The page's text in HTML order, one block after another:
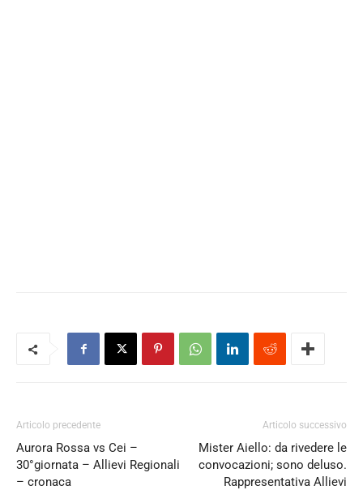
Articolo precedente
Aurora Rossa vs Cei –
30°giornata – Allievi Regionali
– cronaca
Articolo successivo
Mister Aiello: da rivedere le
convocazioni; sono deluso.
Rappresentativa Allievi